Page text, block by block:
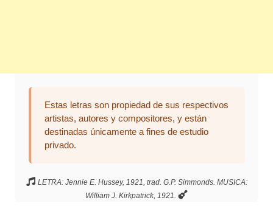
Estas letras son propiedad de sus respectivos
artistas, autores y compositores, y están
destinadas únicamente a fines de estudio
privado.
LETRA: Jennie E. Hussey, 1921, trad. G.P. Simmonds. MUSICA:
William J. Kirkpatrick, 1921.